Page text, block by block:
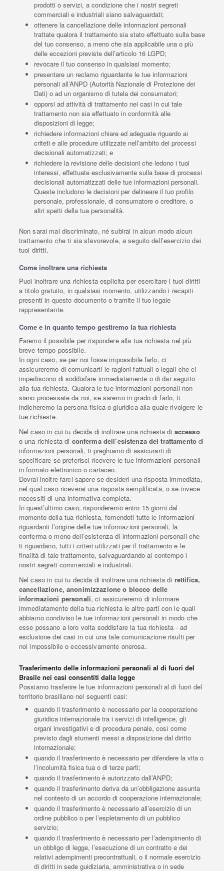
prodotti o servizi, a condizione che i nostri segreti
commerciali e industriali siano salvaguardati;
ottenere la cancellazione delle informazioni personali
trattate qualora il trattamento sia stato effettuato sulla base
del tuo consenso, a meno che sia applicabile una o più
delle eccezioni previste dell’articolo 16 LGPD;
revocare il tuo consenso in qualsiasi momento;
presentare un reclamo riguardante le tue informazioni
personali all’ANPD (Autorità Nazionale di Protezione dei
Dati) o ad un organismo di tutela dei consumatori;
opporsi ad attività di trattamento nei casi in cui tale
trattamento non sia effettuato in conformità alle
disposizioni di legge;
richiedere informazioni chiare ed adeguate riguardo ai
criteti e alle procedure utilizzate nell’ambito dei processi
decisionali automatizzati; e
richiedere la revisione delle decisioni che ledono i tuoi
interessi, effettuate esclusivamente sulla base di processi
decisionali automatizzati delle tue informazioni personali.
Queste includono le decisioni per delineare il tuo profilo
personale, professionale, di consumatore o creditore, o
altri spetti della tua personalità.
Non sarai mai discriminato, né subirai in alcun modo alcun
trattamento che ti sia sfavorevole, a seguito dell’esercizio dei
tuoi diritti.
Come inoltrare una richiesta
Puoi inoltrare una richiesta esplicita per esercitare i tuoi diritti
a titolo gratuito, in qualsiasi momento, utilizzando i recapiti
presenti in questo documento o tramite il tuo legale
rappresentante.
Come e in quanto tempo gestiremo la tua richiesta
Faremo il possibile per rispondere alla tua richiesta nel più
breve tempo possibile.
In ogni caso, se per noi fosse impossibile farlo, ci
assicureremo di comunicarti le ragioni fattuali o legali che ci
impediscono di soddisfare immediatamente o di dar seguito
alla tua richiesta. Qualora le tue informazioni personali non
siano processate da noi, se saremo in grado di farlo, ti
indicheremo la persona fisica o giuridica alla quale rivolgere le
tue richieste.
Nel caso in cui tu decida di inoltrare una richiesta di accesso
o una richiesta di conferma dell’esistenza del trattamento di
informazioni personali, ti preghiamo di assicurarti di
specificare se preferisci ricevere le tue informazioni personali
in formato elettronico o cartaceo.
Dovrai inoltre farci sapere se desideri una risposta immediata,
nel qual caso riceverai una risposta semplificata, o se invece
necessiti di una informativa completa.
In quest’ultimo caso, risponderemo entro 15 giorni dal
momento della tua richiesta, fornendoti tutte le informazioni
riguardanti l’origine delle tue informazioni personali, la
conferma o meno dell’esistenza di informazioni personali che
ti riguardano, tutti i criteri utilizzati per il trattamento e le
finalità di tale trattamento, salvaguardando al contempo i
nostri segreti commerciali e industriali.
Nel caso in cui tu decida di inoltrare una richiesta di rettifica,
cancellazione, anonimizzazione o blocco delle
informazioni personali, ci assicureremo di informare
immediatamente della tua richiesta le altre parti con le quali
abbiamo condiviso le tue informazioni personali in modo che
esse possano a loro volta soddisfare la tua richiesta - ad
esclusione dei casi in cui una tale comunicazione risulti per
noi impossibile o eccessivamente onerosa.
Trasferimento delle informazioni personali al di fuori del
Brasile nei casi consentiti dalla legge
Possiamo trasferire le tue informazioni personali al di fuori del
territorio brasiliano nel seguenti casi:
quando il trasferimento è necessario per la cooperazione
giuridica internazionale tra i servizi di intelligence, gli
organi investigativi e di procedura penale, così come
previsto dagli stumenti messi a disposizione dal diritto
internazionale;
quando il trasferimento è necessario per difendere la vita o
l’incolumità fisica tua o di terze parti;
quando il trasferimento è autorizzato dall’ANPD;
quando il trasferimento deriva da un’obbligazione assunta
nel contesto di un accordo di cooperazione internazionale;
quando il trasferimento è necessario all’esercizio di un
ordine pubblico o per l’espletamento di un pubblico
servizio;
quando il trasferimento è necessario per l’adempimento di
un obbligo di legge, l’esecuzione di un contratto e dei
relativi adempimenti precontrattuali, o il normale esercizio
di diritti in sede guidiziaria, amministrativa o in sede